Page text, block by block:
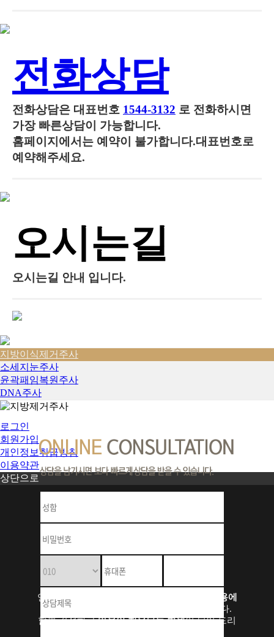
전화상담
전화상담은 대표번호 1544-3132 로 전화하시면
가장 빠른상담이 가능합니다.
홈페이지에서는 예약이 불가합니다.대표번호로
예약해주세요.
오시는길
오시는길 안내 입니다.
지방이식제거주사
소세지눈주사
윤곽패임복원주사
DNA주사
로그인
회원가입
개인정보취급방침
이용약관
상단으로
연세아르미안은
성형부작용에
대한 비수술 치료
를 중점적으로 하고 있습니다.
함께 걱정하고마음이 치유되는 병원이 되어 드리